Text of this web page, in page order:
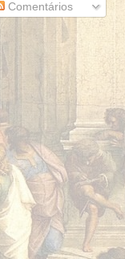
Comentários